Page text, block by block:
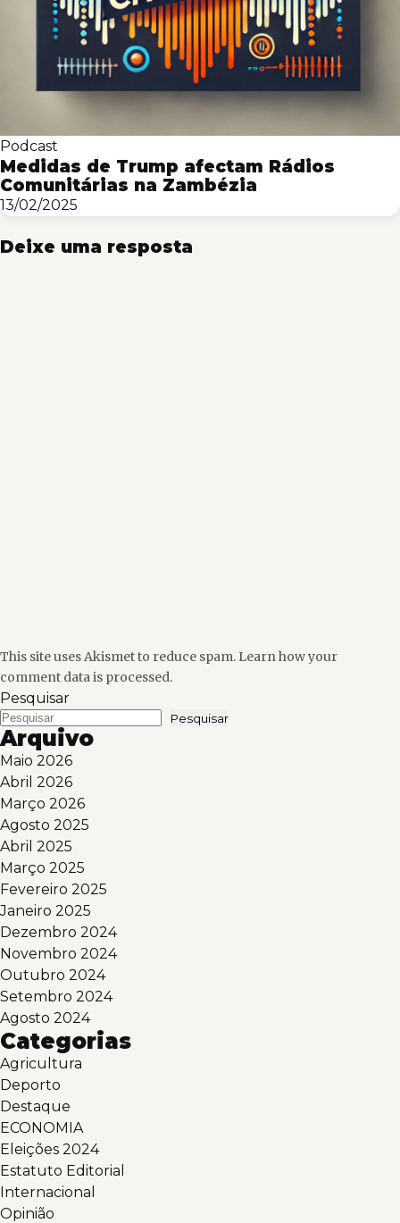
Podcast
Medidas de Trump afectam Rádios
Comunitárias na Zambézia
13/02/2025
Deixe uma resposta
This site uses Akismet to reduce spam. Learn how your
comment data is processed.
Pesquisar
Pesquisar
Arquivo
Maio 2026
Abril 2026
Março 2026
Agosto 2025
Abril 2025
Março 2025
Fevereiro 2025
Janeiro 2025
Dezembro 2024
Novembro 2024
Outubro 2024
Setembro 2024
Agosto 2024
Categorias
Agricultura
Deporto
Destaque
ECONOMIA
Eleições 2024
Estatuto Editorial
Internacional
Opinião